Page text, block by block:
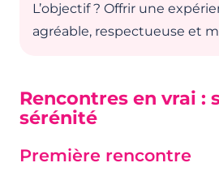
L’objectif ? Offrir une
agréable, respectueuse et
Rencontres en vrai :
sérénité
Première rencontre